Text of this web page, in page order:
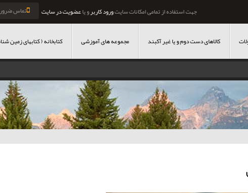
تماس جهت استفاده از تمامی امکانات سایتورود کاربرو یاعضویت در سایت
کالاهای دست دوم و یا غیر آکبند مجموعه های آموزشی کتابخانه ( کتابهای زمین